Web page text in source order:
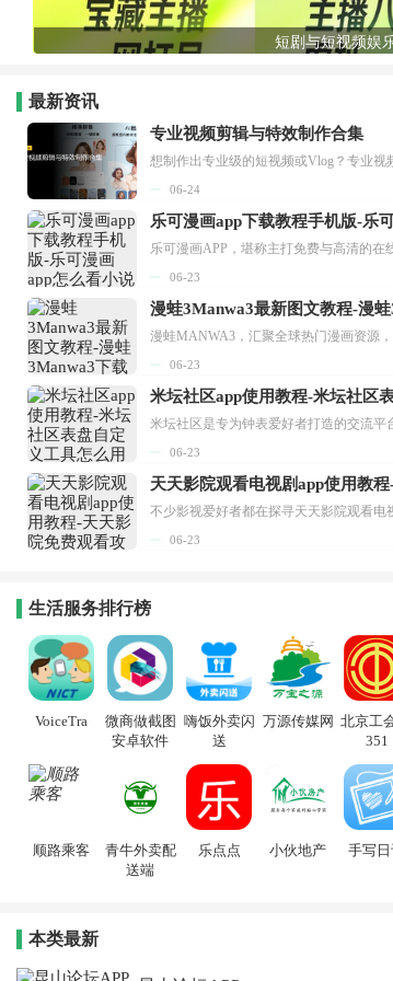
短剧与短视频娱
最新资讯
专业视频剪辑与特效制作合集
想制作出专业级的短视频或Vlog？专业
06-24
乐可漫画app下载教程手机版-乐
06-23
漫蛙3Manwa3最新图文教程-漫
漫蛙MANWA3，汇聚全球热门漫画资源
06-23
米坛社区app使用教程-米坛社区
06-23
天天影院观看电视剧app使用教
06-23
生活服务排行榜
VoiceTra
微商做截图
安卓软件
嗨饭外卖闪
送
万源传媒网 北京工
351
顺路乘客
青牛外卖配
送端
乐点点 小伙地产 手写
本类最新